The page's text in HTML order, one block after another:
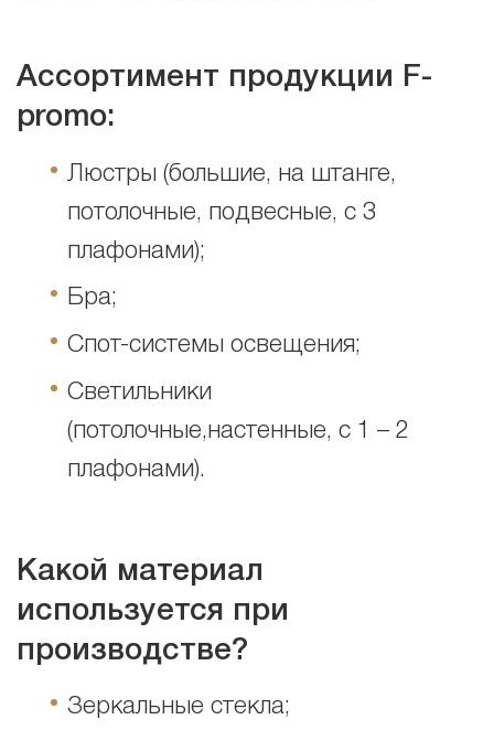
Ассортимент продукции F-
promo:
Люстры (большие, на штанге,
потолочные, подвесные, с 3
плафонами);
Бра;
Спот-системы освещения;
Светильники
(потолочные,настенные, с 1 – 2
плафонами).
Какой материал
используется при
производстве?
Зеркальные стекла;